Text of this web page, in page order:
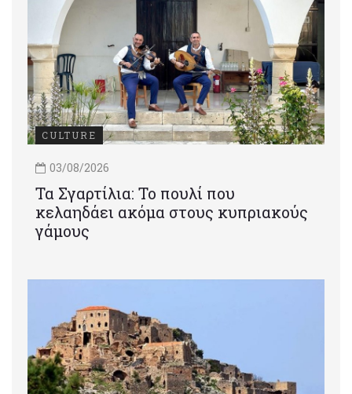
CULTURE
03/08/2026
Τα Σγαρτίλια: Το πουλί που
κελαηδάει ακόμα στους κυπριακούς
γάμους